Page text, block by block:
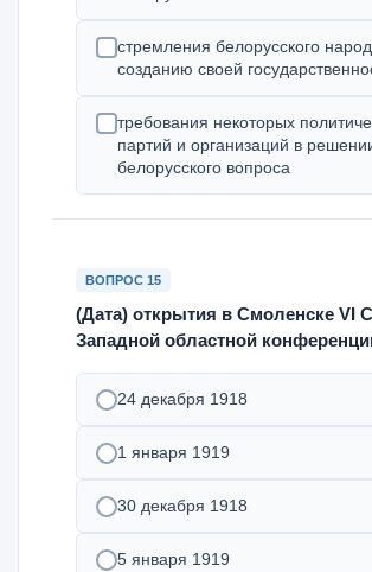
стремления белорусского
созданию своей
требования некоторых
партий и организаций в
белорусского вопроса
ВОПРОС 15
(Дата) открытия в Смоленске VI
Западной областной
24 декабря 1918
1 января 1919
30 декабря 1918
5 января 1919